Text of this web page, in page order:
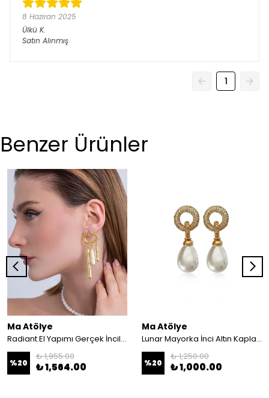
8 Haziran 2025
Ülkü K.
Satın Alınmış
1
Benzer Ürünler
Ma Atölye
Radiant El Yapımı Gerçek İncili Küpe
%20
₺ 1,955.00
₺ 1,564.00
Ma Atölye
Lunar Mayorka İnci Altın Kaplama Zirkon Küpe
%20
₺ 1,250.00
₺ 1,000.00